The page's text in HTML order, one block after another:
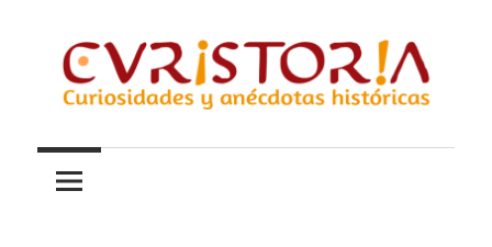
contenido
Curistoria
y
anécdotas